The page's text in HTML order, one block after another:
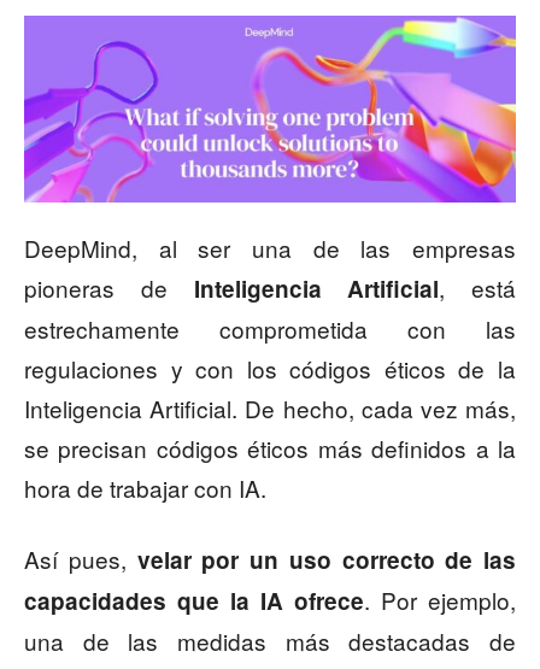
DeepMind, al ser una de las empresas
pioneras de Inteligencia Artificial, está
estrechamente comprometida con las
regulaciones y con los códigos éticos de la
Inteligencia Artificial. De hecho, cada vez más,
se precisan códigos éticos más definidos a la
hora de trabajar con IA.
Así pues, velar por un uso correcto de las
capacidades que la IA ofrece. Por ejemplo,
una de las medidas más destacadas de